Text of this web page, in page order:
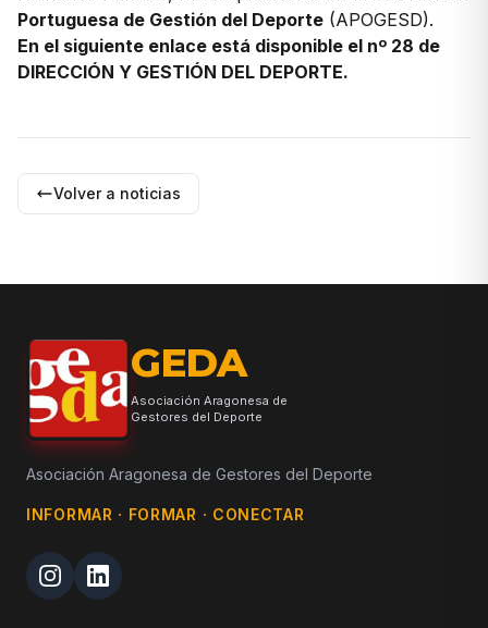
Portuguesa de Gestión del Deporte (APOGESD).
En el siguiente enlace está disponible el nº 28 de
DIRECCIÓN Y GESTIÓN DEL DEPORTE.
Volver a noticias
GEDA
Asociación Aragonesa de
Gestores del Deporte
Asociación Aragonesa de Gestores del Deporte
INFORMAR · FORMAR · CONECTAR